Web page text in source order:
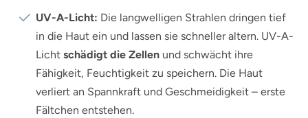
UV-A-Licht: Die langwelligen Strahlen dringen tief
in die Haut ein und lassen sie schneller altern. UV-A-
Licht schädigt die Zellen und schwächt ihre
Fähigkeit, Feuchtigkeit zu speichern. Die Haut
verliert an Spannkraft und Geschmeidigkeit – erste
Fältchen entstehen.